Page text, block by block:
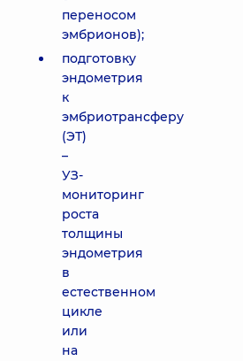
переносом
эмбрионов);
подготовку
эндометрия
к
эмбриотрансферу
(ЭТ)
–
УЗ-
мониторинг
роста
толщины
эндометрия
в
естественном
цикле
или
на